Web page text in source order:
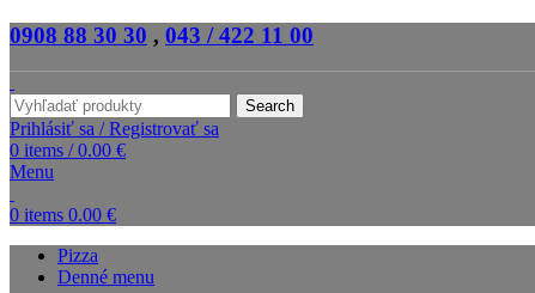
0908 88 30 30 , 043 / 422 11 00
Search
Prihlásiť sa / Registrovať sa
0 items / 0.00 €
Menu
0 items 0.00 €
Pizza
Denné menu